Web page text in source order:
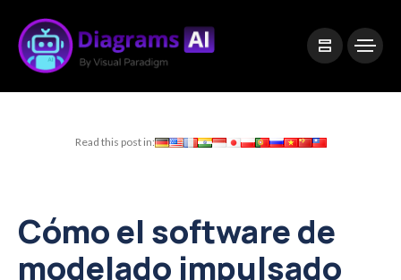
Read this post in:
Cómo el software de
modelado impulsado